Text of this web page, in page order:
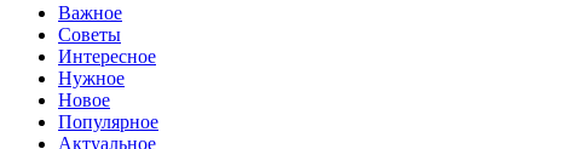
Важное
Советы
Интересное
Нужное
Новое
Популярное
Актуальное